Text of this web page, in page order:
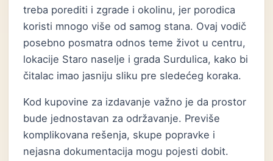
treba porediti i zgrade i okolinu, jer porodica
koristi mnogo više od samog stana. Ovaj vodič
posebno posmatra odnos teme život u centru,
lokacije Staro naselje i grada Surdulica, kako bi
čitalac imao jasniju sliku pre sledećeg koraka.
Kod kupovine za izdavanje važno je da prostor
bude jednostavan za održavanje. Previše
komplikovana rešenja, skupe popravke i
nejasna dokumentacija mogu pojesti dobit.